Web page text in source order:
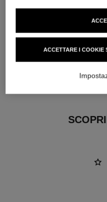
materiale
ORO BEIGE 18 carati
ACCETTARE I COOKIE